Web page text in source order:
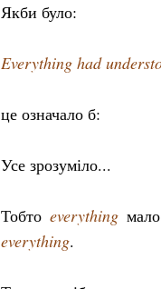
Якби було:
Everything had
це означало б:
Усе зрозуміло...
Тобтоeverything
everything.